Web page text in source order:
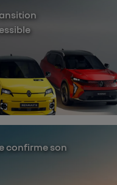
confirme son